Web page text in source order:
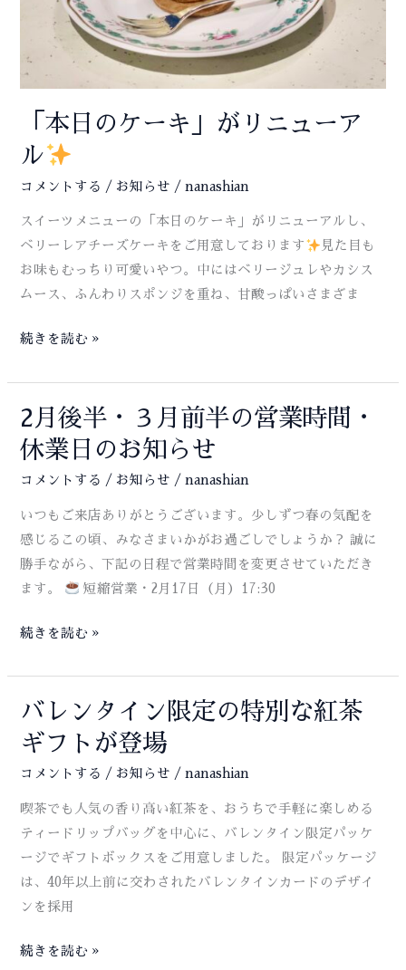
「本日のケーキ」がリニューア
ル
コメントする / お知らせ /nanashian
スイーツメニューの「本日のケーキ」がリニューアルし、
ベリーレアチーズケーキをご用意しております
見た目も
お味もむっちり可愛いやつ。中にはベリージュレやカシス
ムース、ふんわりスポンジを重ね、甘酸っぱいさまざま
「本
の
ケ
ー
キ」
が
リ
ニ
ュ
ー
ル
続きを読む »
2月後半・３月前半の営業時間・
休業日のお知らせ
コメントする / お知らせ /nanashian
いつもご来店ありがとうございます。少しずつ春の気配を
感じるこの頃、みなさまいかがお過ごしでしょうか？ 誠に
勝手ながら、下記の日程で営業時間を変更させていただき
ます。
短縮営業・2月17日（月）17:30
2
後
半・
月
前
半
の
業
時
休
続きを読む »
バレンタイン限定の特別な紅茶
ギフトが登場
コメントする / お知らせ /nanashian
喫茶でも人気の香り高い紅茶を、おうちで手軽に楽しめる
ティードリップバッグを中心に、バレンタイン限定パッケ
ージでギフトボックスをご用意しました。 限定パッケージ
は、40年以上前に交わされたバレンタインカードのデザイ
ンを採用
バ
続きを読む »